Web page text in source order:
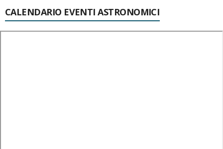
CALENDARIO EVENTI ASTRONOMICI